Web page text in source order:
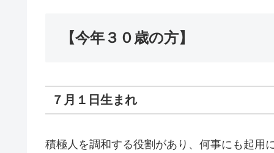
【今年３０歳の方】
７月１日生まれ
積極人を調和する役割があり、何事にも起用